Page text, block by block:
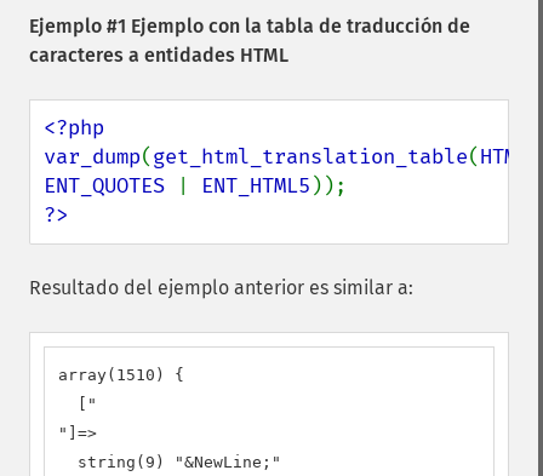
Ejemplo #1 Ejemplo con la tabla de traducción de
caracteres a entidades HTML
<?php
var_dump(get_html_translation_table(
ENT_QUOTES
ENT_HTML5
?>
Resultado del ejemplo anterior es similar a:
array(1510) {
  ["
"]=>
  string(9) "&NewLine;"